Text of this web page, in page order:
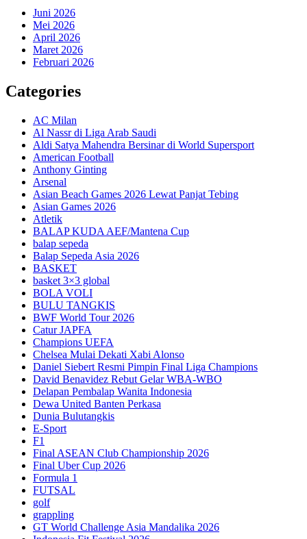
Juni 2026
Mei 2026
April 2026
Maret 2026
Februari 2026
Categories
AC Milan
Al Nassr di Liga Arab Saudi
Aldi Satya Mahendra Bersinar di World Supersport
American Football
Anthony Ginting
Arsenal
Asian Beach Games 2026 Lewat Panjat Tebing
Asian Games 2026
Atletik
BALAP KUDA AEF/Mantena Cup
balap sepeda
Balap Sepeda Asia 2026
BASKET
basket 3×3 global
BOLA VOLI
BULU TANGKIS
BWF World Tour 2026
Catur JAPFA
Champions UEFA
Chelsea Mulai Dekati Xabi Alonso
Daniel Siebert Resmi Pimpin Final Liga Champions
David Benavidez Rebut Gelar WBA-WBO
Delapan Pembalap Wanita Indonesia
Dewa United Banten Perkasa
Dunia Bulutangkis
E-Sport
F1
Final ASEAN Club Championship 2026
Final Uber Cup 2026
Formula 1
FUTSAL
golf
grappling
GT World Challenge Asia Mandalika 2026